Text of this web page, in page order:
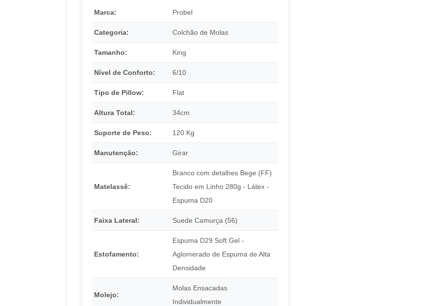
Marca: Probel
Categoria: Colchão de Molas
Tamanho: King
Nível de Conforto: 6/10
Tipo de Pillow: Flat
Altura Total: 34cm
Suporte de Peso: 120 Kg
Manutenção: Girar
Matelassê:
Branco com detalhes Bege (FF)
Tecido em Linho 280g - Látex -
Espuma D20
Faixa Lateral: Suede Camurça (56)
Estofamento:
Espuma D29 Soft Gel -
Aglomerado de Espuma de Alta
Densidade
Molejo:
Molas Ensacadas
Individualmente